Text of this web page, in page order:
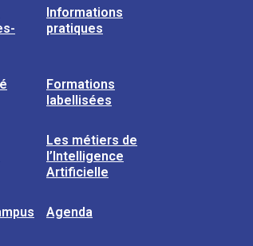
Informations
pratiques
Formations
labellisées
Les métiers de
l’Intelligence
Artificielle
Agenda